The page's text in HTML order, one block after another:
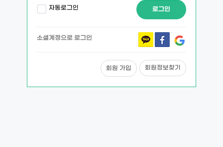
자동로그인 로그인
소셜계정으로 로그인
회원 가입 회원정보찾기